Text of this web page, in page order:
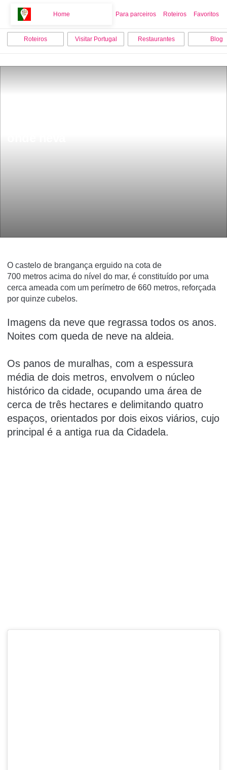
Home Para parceiros Roteiros Favoritos
Home
Roteiros Visitar Portugal Restaurantes Blog
O castelo de brangança erguido na cota de
700 metros acima do nível do mar, é constituído por uma
cerca ameada com um perímetro de 660 metros, reforçada
por quinze cubelos.
Imagens da neve que regrassa todos os anos.
Noites com queda de neve na aldeia.
Os panos de muralhas, com a espessura
média de dois metros, envolvem o núcleo
histórico da cidade, ocupando uma área de
cerca de três hectares e delimitando quatro
espaços, orientados por dois eixos viários, cujo
principal é a antiga rua da Cidadela.